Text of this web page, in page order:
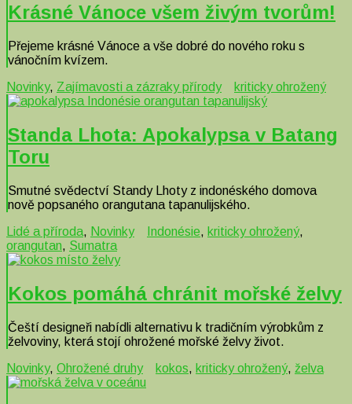
Krásné Vánoce všem živým tvorům!
Přejeme krásné Vánoce a vše dobré do nového roku s
vánočním kvízem.
Novinky, Zajímavosti a zázraky přírody kriticky ohrožený
Standa Lhota: Apokalypsa v Batang
Toru
Smutné svědectví Standy Lhoty z indonéského domova
nově popsaného orangutana tapanulijského.
Lidé a příroda, Novinky Indonésie, kriticky ohrožený,
orangutan, Sumatra
Kokos pomáhá chránit mořské želvy
Čeští designeři nabídli alternativu k tradičním výrobkům z
želvoviny, která stojí ohrožené mořské želvy život.
Novinky, Ohrožené druhy kokos, kriticky ohrožený, želva